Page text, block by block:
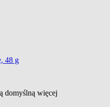
48 g
domyślną więcej